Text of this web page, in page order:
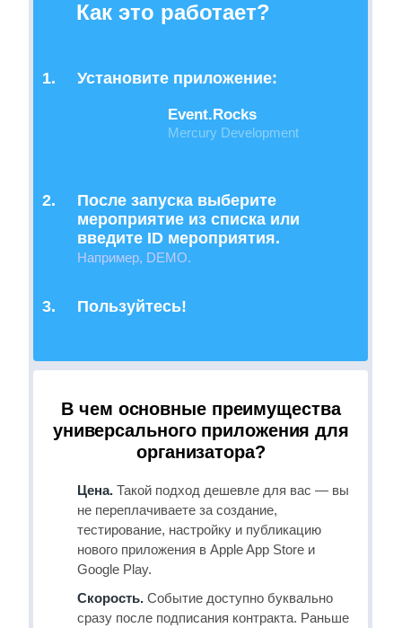
Как это работает?
1. Установите приложение:
Event.Rocks
Mercury Development
2.
После запуска выберите
мероприятие из списка или
введите ID мероприятия.
Например, DEMO.
3. Пользуйтесь!
В чем основные преимущества
универсального приложениядля
организатора?
Цена. Такой подход дешевле для вас — вы
не переплачиваете за создание,
тестирование, настройку и публикацию
нового приложения в Apple App Store и
Google Play.
Скорость. Событие доступно буквально
сразу после подписания контракта. Раньше